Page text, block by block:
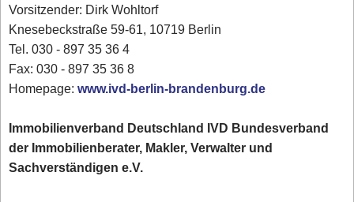
Vorsitzender: Dirk Wohltorf
Knesebeckstraße 59-61, 10719 Berlin
Tel. 030 - 897 35 36 4
Fax: 030 - 897 35 36 8
Homepage:www.ivd-berlin-brandenburg.de
Immobilienverband Deutschland IVD Bundesverband
der Immobilienberater, Makler, Verwalter und
Sachverständigen e.V.